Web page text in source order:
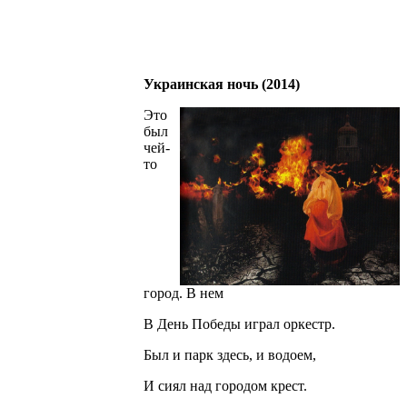
Украинская ночь (2014)
Это
был
чей-
то
город. В нем
В День Победы играл оркестр.
Был и парк здесь, и водоем,
И сиял над городом крест.